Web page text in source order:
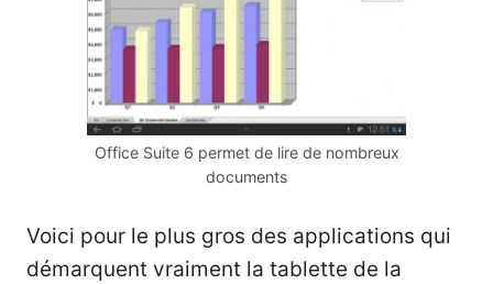
Office Suite 6 permet de lire de nombreux
documents
Voici pour le plus gros des applications qui
démarquent vraiment la tablette de la